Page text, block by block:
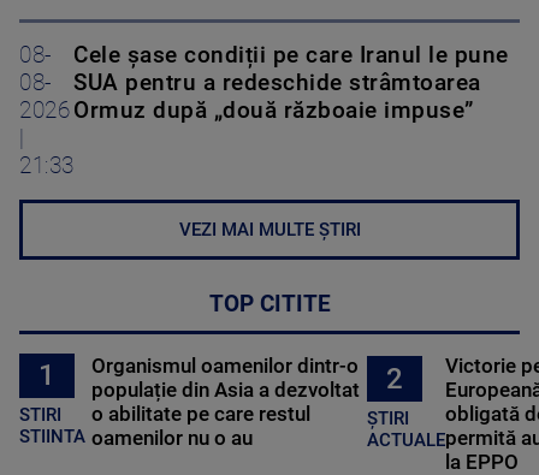
08-
08-
2026
|
21:33
Cele șase condiții pe care Iranul le pune
SUA pentru a redeschide strâmtoarea
Ormuz după „două războaie impuse”
VEZI MAI MULTE ȘTIRI
TOP CITITE
1
STIRI
STIINTA
Organismul oamenilor dintr-o
populație din Asia a dezvoltat
o abilitate pe care restul
oamenilor nu o au
2
ȘTIRI
ACTUALE
Victorie
obligată
permită
la EPPO